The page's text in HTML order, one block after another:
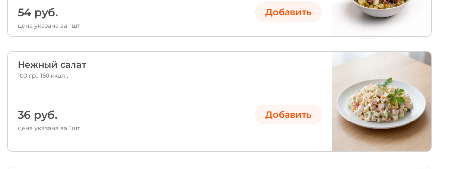
54 руб. Добавить
цена указана за 1 шт
Нежный салат
100 гр., 160 ккал.,
36 руб. Добавить
цена указана за 1 шт